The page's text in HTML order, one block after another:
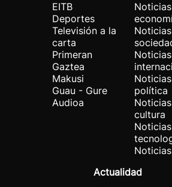
EITB
Deportes
Televisión a la
carta
Primeran
Gaztea
Makusi
Guau - Gure
Audioa
Noticias
política
cultura
Actualidad